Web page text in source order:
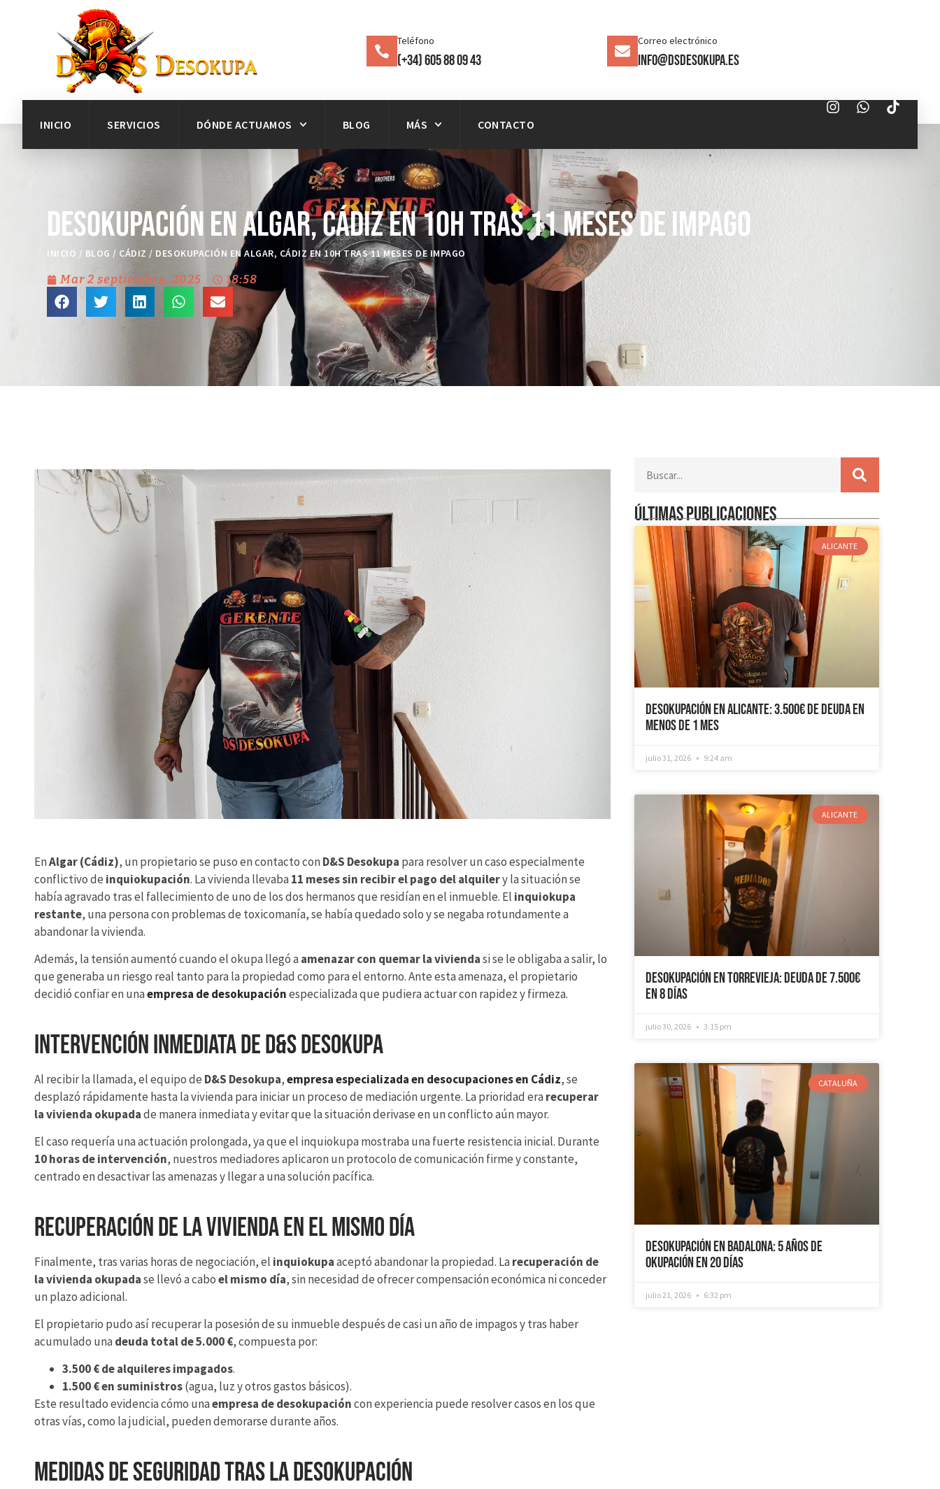
Teléfono
(+34) 605 88 09 43
Correo electrónico
info@dsdesokupa.es
INICIO SERVICIOS DÓNDE ACTUAMOS BLOG MÁS CONTACTO
Desokupación en Algar, Cádiz en 10h tras 11 Meses de Impago
INICIO / BLOG / CÁDIZ / DESOKUPACIÓN EN ALGAR, CÁDIZ EN 10H TRAS 11 MESES DE IMPAGO
Mar 2 septiembre, 2025 18:58
EnAlgar (Cádiz), un propietario se puso en contacto con D&S Desokupa para resolver un caso especialmente
conflictivo de inquiokupación. La vivienda llevaba 11 meses sin recibir el pago del alquilery la situación se
había agravado tras el fallecimiento de uno de los dos hermanos que residían en el inmueble. El inquiokupa
restante, una persona con problemas de toxicomanía, se había quedado solo y se negaba rotundamente a
abandonar la vivienda.
Además, la tensión aumentó cuando el okupa llegó a amenazar con quemar la viviendasi se le obligaba a salir, lo
que generaba un riesgo real tanto para la propiedad como para el entorno. Ante esta amenaza, el propietario
decidió confiar en unaempresa de desokupaciónespecializada que pudiera actuar con rapidez y firmeza.
Intervención inmediata de D&S Desokupa
Al recibir la llamada, el equipo de D&S Desokupa,empresa especializada en desocupaciones en Cádiz, se
desplazó rápidamente hasta la vivienda para iniciar un proceso de mediación urgente. La prioridad era recuperar
la vivienda okupadade manera inmediata y evitar que la situación derivase en un conflicto aún mayor.
El caso requería una actuación prolongada, ya que el inquiokupa mostraba una fuerte resistencia inicial. Durante
10 horas de intervención, nuestros mediadores aplicaron un protocolo de comunicación firme y constante,
centrado en desactivar las amenazas y llegar a una solución pacífica.
Recuperación de la vivienda en el mismo día
Finalmente, tras varias horas de negociación, el inquiokupaaceptó abandonar la propiedad. La recuperación de
la vivienda okupadase llevó a caboel mismo día, sin necesidad de ofrecer compensación económica ni conceder
un plazo adicional.
El propietario pudo así recuperar la posesión de su inmueble después de casi un año de impagos y tras haber
acumulado una deuda total de 5.000 €, compuesta por:
3.500 € de alquileres impagados.
1.500 € en suministros(agua, luz y otros gastos básicos).
Este resultado evidencia cómo unaempresa de desokupacióncon experiencia puede resolver casos en los que
otras vías, como la judicial, pueden demorarse durante años.
Medidas de seguridad tras la desokupación
Últimas publicaciones
ALICANTE
Desokupación en Alicante: 3.500€ de Deuda en
Menos de 1 mes
julio 31, 2026 9:24 am
ALICANTE
Desokupación en Torrevieja: Deuda de 7.500€
en 8 días
julio 30, 2026 3:15 pm
CATALUÑA
Desokupación en Badalona: 5 años de
Okupación en 20 días
julio 21, 2026 6:32 pm